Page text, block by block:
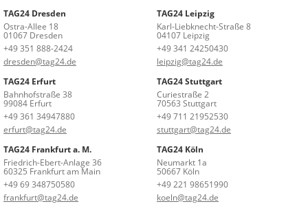
TAG24 Dresden
Ostra-Allee 18
01067 Dresden
+49 351 888-2424
dresden@tag24.de
TAG24 Leipzig
Karl-Liebknecht-Straße 8
04107 Leipzig
+49 341 24250430
leipzig@tag24.de
TAG24 Erfurt
Bahnhofstraße 38
99084 Erfurt
+49 361 34947880
erfurt@tag24.de
TAG24 Stuttgart
Curiestraße 2
70563 Stuttgart
+49 711 21952530
stuttgart@tag24.de
TAG24 Frankfurt a. M.
Friedrich-Ebert-Anlage 36
60325 Frankfurt am Main
+49 69 348750580
frankfurt@tag24.de
TAG24 Köln
Neumarkt 1a
50667 Köln
+49 221 98651990
koeln@tag24.de